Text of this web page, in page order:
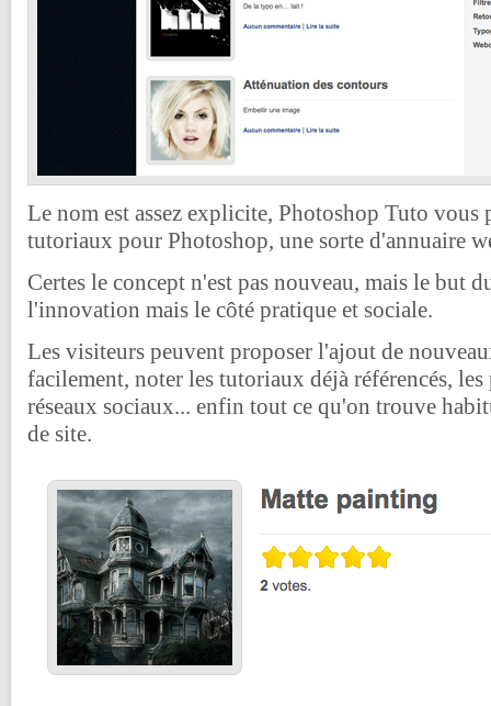
Le nom est assez explicite, Photoshop Tuto vous
tutoriaux pour Photoshop, une sorte d'annuaire
Certes le concept n'est pas nouveau, mais le but
l'innovation mais le côté pratique et sociale.
Les visiteurs peuvent proposer l'ajout de
facilement, noter les tutoriaux déjà référencés, les
réseaux sociaux... enfin tout ce qu'on trouve
de site.